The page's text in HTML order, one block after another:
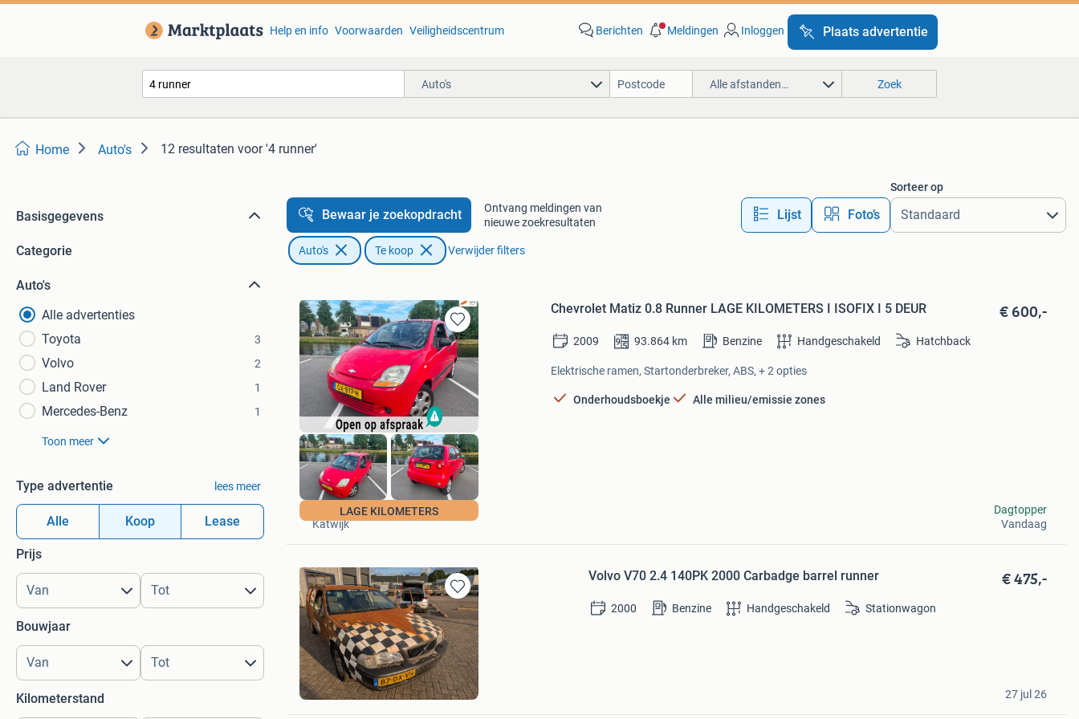
Help en info Voorwaarden Veiligheidscentrum Berichten Meldingen Inloggen Plaats advertentie
Auto's Alle afstanden… Zoek
Home Auto's 12 resultaten voor '4 runner'
Basisgegevens
Categorie
Auto's
Alle advertenties
Toyota
3
Volvo 2
Land Rover 1
Mercedes-Benz 1
Toon meer
Type advertentie lees meer
Alle Koop Lease
Prijs
Bouwjaar
Kilometerstand
Bewaar je zoekopdracht
Ontvang meldingen van
nieuwe zoekresultaten
Lijst Foto’s
Sorteer op
Auto's Te koop Verwijder filters
Bewaren
in
Mijn
Favorieten
LAGE KILOMETERS
Chevrolet Matiz 0.8 Runner LAGE KILOMETERS I ISOFIX I 5 DEUR € 600,-
2009 93.864 km Benzine Handgeschakeld Hatchback
Elektrische ramen, Startonderbreker, ABS, + 2 opties
Onderhoudsboekje Alle milieu/emissie zones
Van der Poel Occasions
Katwijk
Dagtopper
Vandaag
Bewaren
in
Mijn
Favorieten
Volvo V70 2.4 140PK 2000 Carbadge barrel runner € 475,-
2000 Benzine Handgeschakeld Stationwagon
R.
Sittard
27 jul 26